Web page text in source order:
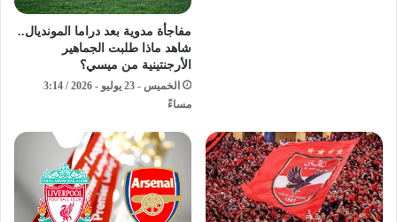
مفاجأة مدوية بعد دراما المونديال..
شاهد ماذا طلبت الجماهير
الأرجنتينية من ميسي؟
الخميس - 23 يوليو - 2026 / 3:14
مساءً